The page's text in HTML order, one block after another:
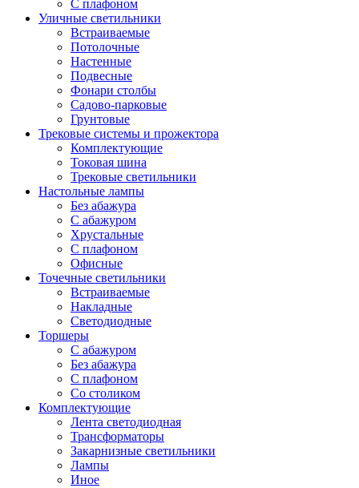
С плафоном
Уличные светильники
Встраиваемые
Потолочные
Настенные
Подвесные
Фонари столбы
Садово-парковые
Грунтовые
Трековые системы и прожектора
Комплектующие
Токовая шина
Трековые светильники
Настольные лампы
Без абажура
С абажуром
Хрустальные
С плафоном
Офисные
Точечные светильники
Встраиваемые
Накладные
Светодиодные
Торшеры
С абажуром
Без абажура
С плафоном
Со столиком
Комплектующие
Лента светодиодная
Трансформаторы
Закарнизные светильники
Лампы
Иное